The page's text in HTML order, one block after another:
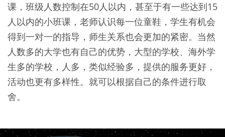
课，班级人数控制在50人以内，甚至于有一些达到15
人以内的小班课，老师认识每一位童鞋，学生有机会
得到一对一的指导，师生关系也会更加的紧密。当然
人数多的大学也有自己的优势，大型的学校、海外学
生多的学校，人多，类似经验多，提供的服务更好，
活动也更有多样性。就可以根据自己的条件进行取
舍。